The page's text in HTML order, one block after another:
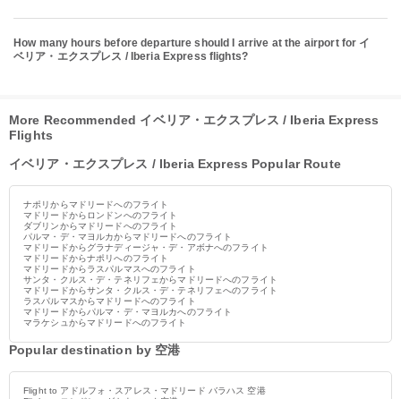
How many hours before departure should I arrive at the airport for イ
ベリア・エクスプレス / Iberia Express flights?
More Recommended イベリア・エクスプレス / Iberia Express
Flights
イベリア・エクスプレス / Iberia Express Popular Route
ナポリからマドリードへのフライト
マドリードからロンドンへのフライト
ダブリンからマドリードへのフライト
パルマ・デ・マヨルカからマドリードへのフライト
マドリードからグラナディージャ・デ・アボナへのフライト
マドリードからナポリへのフライト
マドリードからラスパルマスへのフライト
サンタ・クルス・デ・テネリフェからマドリードへのフライト
マドリードからサンタ・クルス・デ・テネリフェへのフライト
ラスパルマスからマドリードへのフライト
マドリードからパルマ・デ・マヨルカへのフライト
マラケシュからマドリードへのフライト
Popular destination by 空港
Flight to アドルフォ・スアレス・マドリード バラハス 空港